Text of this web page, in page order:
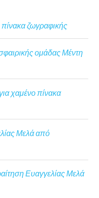
ζωγραφικής
ομάδας Μέντη
χαμένο πίνακα
Μελά από
Ευαγγελίας Μελά